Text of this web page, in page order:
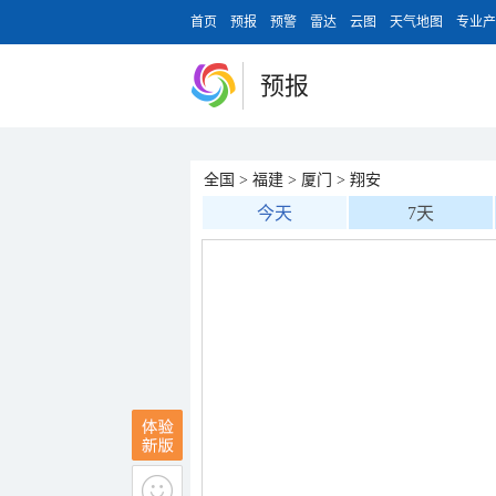
首页 预报 预警 雷达 云图 天气地图 专业
预报
全国 > 福建 > 厦门 > 翔安
今天 7天